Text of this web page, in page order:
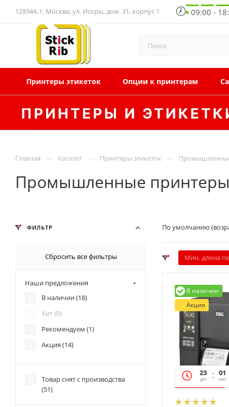
129344, г. Москва, ул. Искры, дом. 31, корпус 1 09:00 -
Принтеры этикеток Опции к принтерам
Главная — Каталог — Принтеры этикеток —
Промышленные принтеры
По умолчанию
Мин. длина
В наличии
Акция
23
дн
01
час
ФИЛЬТР
Сбросить все фильтры
Наши предложения
В наличии (18)
Хит (0)
Рекомендуем (1)
Акция (14)
Товар снят с производства
(51)